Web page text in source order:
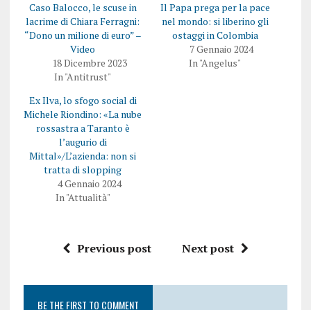
Caso Balocco, le scuse in
lacrime di Chiara Ferragni:
“Dono un milione di euro” –
Video
18 Dicembre 2023
In "Antitrust"
Il Papa prega per la pace
nel mondo: si liberino gli
ostaggi in Colombia
7 Gennaio 2024
In "Angelus"
Ex Ilva, lo sfogo social di
Michele Riondino: «La nube
rossastra a Taranto è
l’augurio di
Mittal»/L’azienda: non si
tratta di slopping
4 Gennaio 2024
In "Attualità"
Previous post Next post
BE THE FIRST TO COMMENT